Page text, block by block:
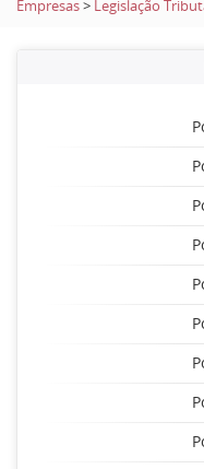
Empresas> Legislação